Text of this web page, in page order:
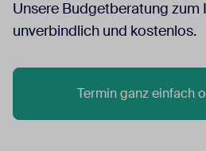
Unsere Budgetberatung
unverbindlich und kostenlos.
Termin ganz einfach